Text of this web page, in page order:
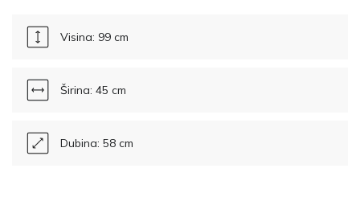
Visina: 99 cm
Širina: 45 cm
Dubina: 58 cm